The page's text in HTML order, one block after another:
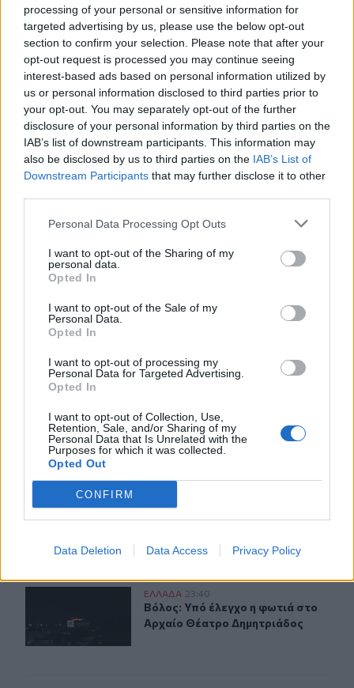
processing of your personal or sensitive information for
targeted advertising by us, please use the below opt-out
section to confirm your selection. Please note that after your
opt-out request is processed you may continue seeing
interest-based ads based on personal information utilized by
us or personal information disclosed to third parties prior to
your opt-out. You may separately opt-out of the further
disclosure of your personal information by third parties on the
IAB’s list of downstream participants. This information may
also be disclosed by us to third parties on the IAB’s List of
Downstream Participants that may further disclose it to other
Personal Data Processing Opt Outs
I want to opt-out of the Sharing of my
personal data.
Opted In
I want to opt-out of the Sale of my
Personal Data.
Opted In
I want to opt-out of processing my
Personal Data for Targeted Advertising.
Opted In
I want to opt-out of Collection, Use,
Retention, Sale, and/or Sharing of my
Personal Data that Is Unrelated with the
Purposes for which it was collected.
Opted Out
CONFIRM
Data Deletion Data Access Privacy Policy
το σπίτι σας απέναντι στις πυρκαγιές
22:55
Ανησυχία στην Τεχεράνη: Ο πρόεδρος του Ιράν δηλώνει
ότι η επαφή με τον Χαμενεΐ είναι δύσκολη
22:49
Φωτιά στα Αϊβαλιώτικα Βόλου
22:43
Συνελήφθη οπλισμένος άνδρας κοντά σε γήπεδο γκολφ
Σαουδικής Αραβίας
Αδειοδωρόσημο Αυγούστου 2026: Πότε καταβάλλεται
στους οικοδόμους
22:24
Παρίσταναν τους λογιστές και άρπαξαν 15.000 ευρώ από
ηλικιωμένη
ΠΕΡΙΣΣΟΤΕΡΑ
ΣΧΕΤΙΚA AΡΘΡΑ
Βόλος: Υπό έλεγχο η φωτιά στο Αρχαίο Θέατρο
ΕΛΛAΔΑ 23:40
Βόλος: Υπό έλεγχο η φωτιά στο
Βόλος: Υπό έλεγχο η φωτιά στο
Αρχαίο Θέατρο Δημητριάδος